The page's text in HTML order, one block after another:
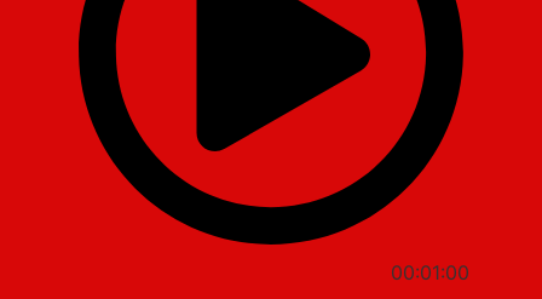
00:01:00